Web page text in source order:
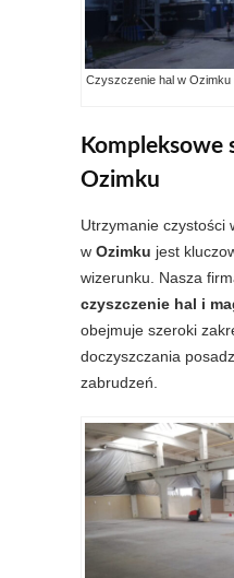
Czyszczenie hal w Ozimku
Kompleksowe
Ozimku
Utrzymanie czystości
w Ozimku jest
wizerunku. Nasza
czyszczenie hal i
obejmuje szeroki
doczyszczania
zabrudzeń.